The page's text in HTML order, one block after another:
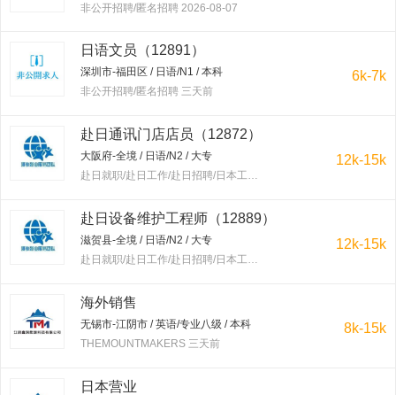
非公开招聘/匿名招聘 2026-08-07
日语文员（12891）
深圳市-福田区 / 日语/N1 / 本科
非公开招聘/匿名招聘 三天前
6k-7k
赴日通讯门店店员（12872）
大阪府-全境 / 日语/N2 / 大专
赴日就职/赴日工作/赴日招聘/日本工作/赴韩就职/赴韩工作/赴韩招聘/韩国工作/出国工作 三天前
12k-15k
赴日设备维护工程师（12889）
滋贺县-全境 / 日语/N2 / 大专
赴日就职/赴日工作/赴日招聘/日本工作/赴韩就职/赴韩工作/赴韩招聘/韩国工作/出国工作 三天前
12k-15k
海外销售
无锡市-江阴市 / 英语/专业八级 / 本科
THEMOUNTMAKERS 三天前
8k-15k
日本营业